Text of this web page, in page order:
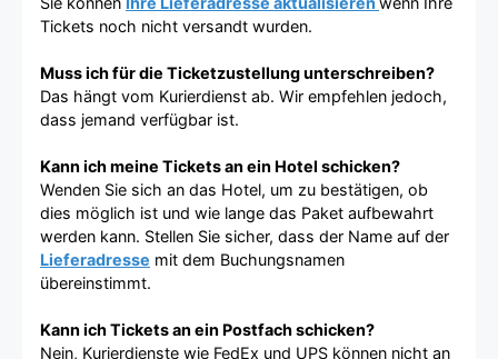
Tickets noch nicht versandt wurden.
Muss ich für die Ticketzustellung unterschreiben?
Das hängt vom Kurierdienst ab. Wir empfehlen jedoch,
dass jemand verfügbar ist.
Kann ich meine Tickets an ein Hotel schicken?
Wenden Sie sich an das Hotel, um zu bestätigen, ob
dies möglich ist und wie lange das Paket aufbewahrt
werden kann. Stellen Sie sicher, dass der Name auf der
Lieferadresse mit dem Buchungsnamen
übereinstimmt.
Kann ich Tickets an ein Postfach schicken?
Nein, Kurierdienste wie FedEx und UPS können nicht an